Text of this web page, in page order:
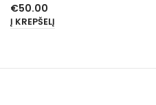
€50.00
Į KREPŠELĮ